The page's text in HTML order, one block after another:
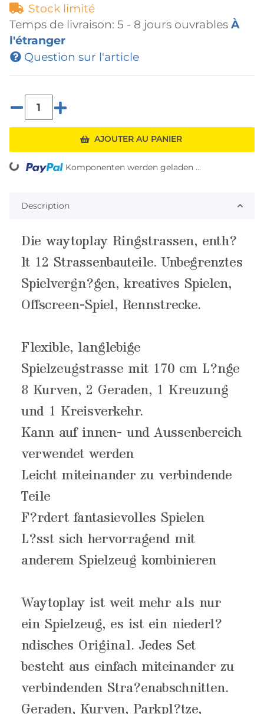
Stock limité
Temps de livraison: 5 - 8 jours ouvrables À
l'étranger
Question sur l'article
AJOUTER AU PANIER
Komponenten werden geladen ...
Description
Die waytoplay Ringstrassen, enth?
lt 12 Strassenbauteile. Unbegrenztes
Spielvergn?gen, kreatives Spielen,
Offscreen-Spiel, Rennstrecke.
Flexible, langlebige
Spielzeugstrasse mit 170 cm L?nge
8 Kurven, 2 Geraden, 1 Kreuzung
und 1 Kreisverkehr.
Kann auf innen- und Aussenbereich
verwendet werden
Leicht miteinander zu verbindende
Teile
F?rdert fantasievolles Spielen
L?sst sich hervorragend mit
anderem Spielzeug kombinieren
Waytoplay ist weit mehr als nur
ein Spielzeug, es ist ein niederl?
ndisches Original. Jedes Set
besteht aus einfach miteinander zu
verbindenden Stra?enabschnitten.
Geraden, Kurven, Parkpl?tze,